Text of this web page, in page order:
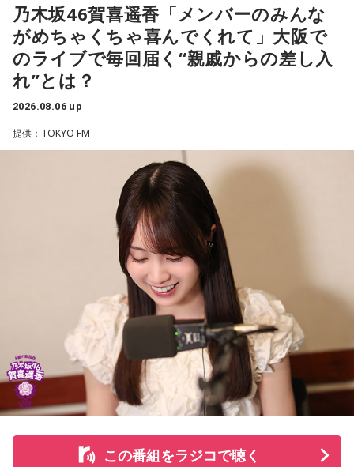
TCC Therapy Parkは「馬を救い、人を助ける」をコンセプト
に、競走馬として活躍した後、ケガやさまざまな事情によっ
て引退を余儀なくされた馬たちの新たな居場所を提供する施
設。引退後すぐに次の活躍先が決まらない馬たちの受け皿と
施設で話を聞いた菅井は、「そういう場所があってよかった
な、素晴らしい素敵な取り組みだなと実際に行かせていただ
いて思いました」と感想を述べ、競走生活を終えた馬たちが
新たな役割を得られる環境の大切さを実感したという。
また、菅井は競馬の仕事をきっかけにTCCの活動を知ったそ
うで、東京都内にある「BafunYasai TCC CAFE」にも訪れた
ことがあるという。そこで新鮮な野菜を味わったり馬関連グ
ッズを購入した経験を紹介し、店舗での利用が馬たちの支援
につながることから、興味を持った人へ足を運ぶことを呼び
かけた。
さらに、ホースセラピーについても自身の経験を交えて語っ
た。大学時代に所属していた馬術部では、地域の子どもたち
乃木坂46賀喜遥香「メンバーのみんな
がめちゃくちゃ喜んでくれて」大阪で
のライブで毎回届く“親戚からの差し入
れ”とは？
2026.08.06 up
提供：TOKYO FM
この番組をラジコで聴く